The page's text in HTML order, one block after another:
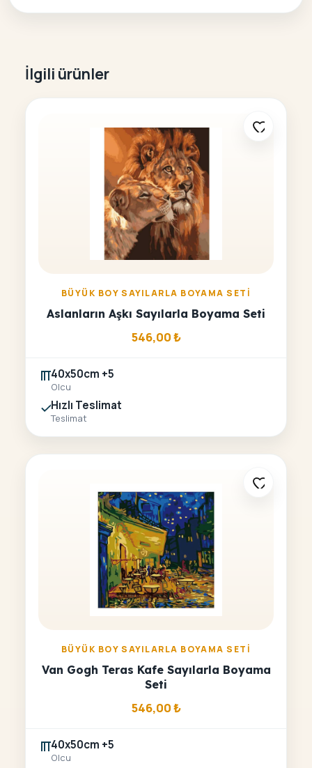
İlgili ürünler
BÜYÜK BOY SAYILARLA BOYAMA SETI
Aslanların Aşkı Sayılarla Boyama Seti
546,00₺
40x50cm +5
Olcu
Hızlı Teslimat
Teslimat
BÜYÜK BOY SAYILARLA BOYAMA SETI
Van Gogh Teras Kafe Sayılarla Boyama
Seti
546,00₺
40x50cm +5
Olcu